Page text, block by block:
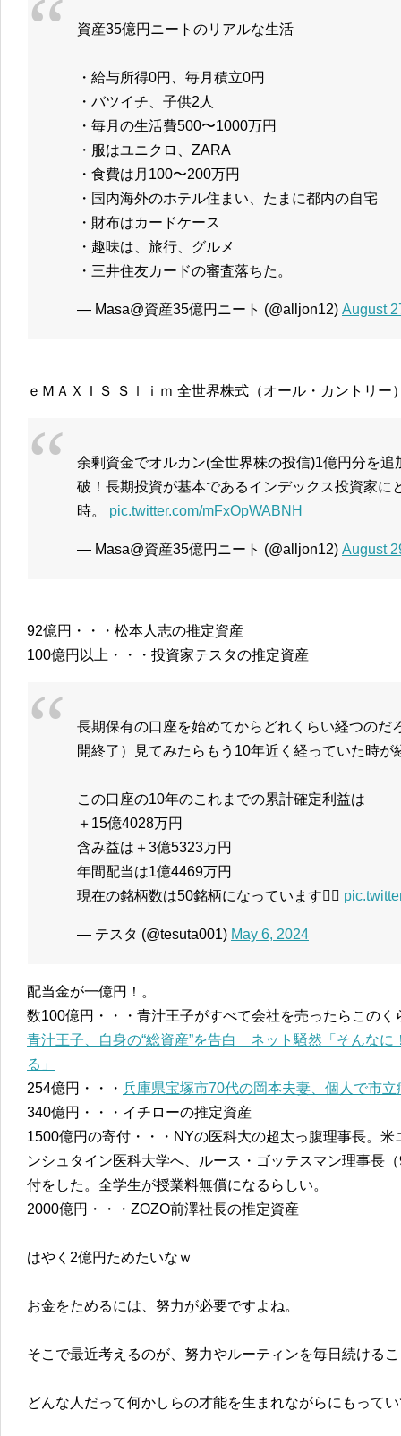
資産35億円ニートのリアルな生活
・給与所得0円、毎月積立0円
・バツイチ、子供2人
・毎月の生活費500〜1000万円
・服はユニクロ、ZARA
・食費は月100〜200万円
・国内海外のホテル住まい、たまに都内の自宅
・財布はカードケース
・趣味は、旅行、グルメ
・三井住友カードの審査落ちた。
— Masa@資産35億円ニート (@alljon12) August
ｅＭＡＸＩＳ Ｓｌｉｍ 全世界株式（オール・カントリー
余剰資金でオルカン(全世界株の投信)1億円分を
破！長期投資が基本であるインデックス投資家に
時。 pic.twitter.com/mFxOpWABNH
— Masa@資産35億円ニート (@alljon12) August
92億円・・・松本人志の推定資産
100億円以上・・・投資家テスタの推定資産
長期保有の口座を始めてからどれくらい経つのだ
開終了）見てみたらもう10年近く経っていた時が
この口座の10年のこれまでの累計確定利益は
＋15億4028万円
含み益は＋3億5323万円
年間配当は1億4469万円
現在の銘柄数は50銘柄になっています🙆‍♂️
— テスタ (@tesuta001) May 6, 2024
配当金が一億円！。
数100億円・・・青汁王子がすべて会社を売ったらこのく
青汁王子、自身の“総資産”を告白 ネット騒然「そんなに
る」
254億円・・・ 兵庫県宝塚市70代の岡本夫妻、個人で市立
340億円・・・イチローの推定資産
1500億円の寄付・・・NYの医科大の超太っ腹理事長。
ンシュタイン医科大学へ、ルース・ゴッテスマン理事長
付をした。全学生が授業料無償になるらしい。
2000億円・・・ZOZO前澤社長の推定資産
はやく2億円ためたいなｗ
お金をためるには、努力が必要ですよね。
そこで最近考えるのが、努力やルーティンを毎日続ける
どんな人だって何かしらの才能を生まれながらにもっ